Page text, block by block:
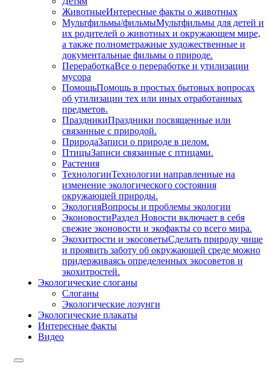
ЖивотныеИнтересные факты о животных
Мультфильмы/фильмыМультфильмы для детей и
их родителей о животных и окружающем мире,
а также полнометражные художественные и
документальные фильмы о природе.
ПереработкаВсе о переработке и утилизации
мусора
ПомощьПомощь в простых бытовых вопросах
об утилизации тех или иных отработанных
предметов.
ПраздникиПраздники посвященные или
связанные с природой.
ПриродаЗаписи о природе в целом.
ПтицыЗаписи связанные с птицами.
Растения
ТехнологииТехнологии направленные на
изменение экологического состояния
окружающей природы.
ЭкологияВопросы и проблемы экологии
ЭконовостиРаздел Новости включает в себя
свежие эконовости и экофакты со всего мира.
Экохитрости и экосоветыСделать природу чище
и проявить заботу об окружающей среде можно
придерживаясь определенных экосоветов и
экохитростей.
Экологические слоганы
Слоганы
Экологические лозунги
Экологические плакаты
Интересные факты
Видео